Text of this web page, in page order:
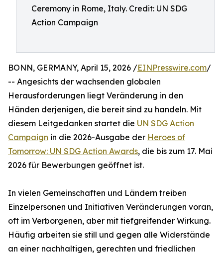
Ceremony in Rome, Italy. Credit: UN SDG
Action Campaign
BONN, GERMANY, April 15, 2026 /EINPresswire.com/
-- Angesichts der wachsenden globalen
Herausforderungen liegt Veränderung in den
Händen derjenigen, die bereit sind zu handeln. Mit
diesem Leitgedanken startet die UN SDG Action
Campaign in die 2026-Ausgabe der Heroes of
Tomorrow: UN SDG Action Awards, die bis zum 17. Mai
2026 für Bewerbungen geöffnet ist.
In vielen Gemeinschaften und Ländern treiben
Einzelpersonen und Initiativen Veränderungen voran,
oft im Verborgenen, aber mit tiefgreifender Wirkung.
Häufig arbeiten sie still und gegen alle Widerstände
an einer nachhaltigen, gerechten und friedlichen